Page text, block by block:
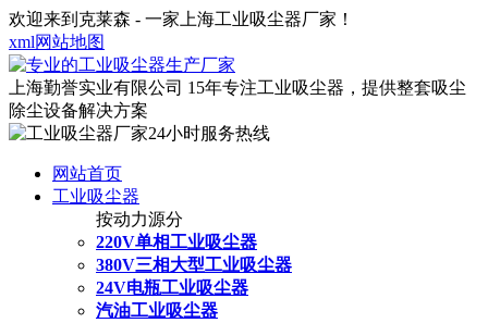
欢迎来到克莱森 - 一家上海工业吸尘器厂家！
xml网站地图
上海勤誉实业有限公司 15年专注工业吸尘器，提供整套吸尘
除尘设备解决方案
网站首页
工业吸尘器
按动力源分
220V单相工业吸尘器
380V三相大型工业吸尘器
24V电瓶工业吸尘器
汽油工业吸尘器